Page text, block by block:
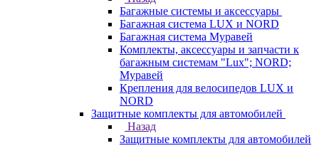
Багажные системы и аксессуары
Багажная система LUX и NORD
Багажная система Муравей
Комплекты, аксессуары и запчасти к
багажным системам "Lux"; NORD;
Муравей
Крепления для велосипедов LUX и
NORD
Защитные комплекты для автомобилей
Назад
Защитные комплекты для автомобилей